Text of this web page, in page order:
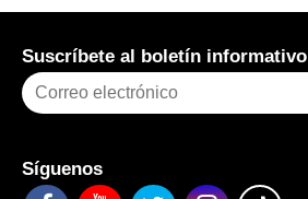
Suscríbete al boletín informativo
Síguenos